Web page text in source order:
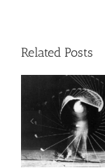
Related Posts
I 5 fattori